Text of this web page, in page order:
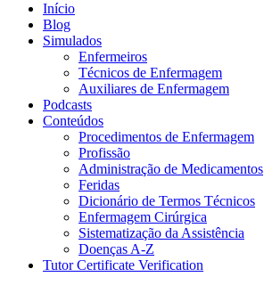
Início
Blog
Simulados
Enfermeiros
Técnicos de Enfermagem
Auxiliares de Enfermagem
Podcasts
Conteúdos
Procedimentos de Enfermagem
Profissão
Administração de Medicamentos
Feridas
Dicionário de Termos Técnicos
Enfermagem Cirúrgica
Sistematização da Assistência
Doenças A-Z
Tutor Certificate Verification